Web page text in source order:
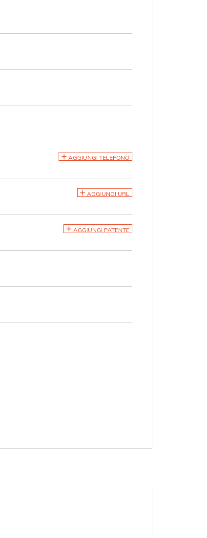
AGGIUNGI TELEFONO
AGGIUNGI URL
AGGIUNGI PATENTE